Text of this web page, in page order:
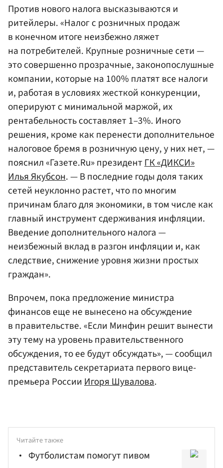
Против нового налога высказываются и
ритейлеры. «Налог с розничных продаж
в конечном итоге неизбежно ляжет
на потребителей. Крупные розничные сети —
это совершенно прозрачные, законопослушные
компании, которые на 100% платят все налоги
и, работая в условиях жесткой конкуренции,
оперируют с минимальной маржой, их
рентабельность составляет 1–3%. Иного
решения, кроме как перенести дополнительное
налоговое бремя в розничную цену, у них нет, —
пояснил «Газете.Ru» президентГК «ДИКСИ»
Илья Якубсон. — В последние годы доля таких
сетей неуклонно растет, что по многим
причинам благо для экономики, в том числе как
главный инструмент сдерживания инфляции.
Введение дополнительного налога —
неизбежный вклад в разгон инфляции и, как
следствие, снижение уровня жизни простых
граждан».
Впрочем, пока предложение министра
финансов еще не вынесено на обсуждение
в правительстве. «Если Минфин решит вынести
эту тему на уровень правительственного
обсуждения, то ее будут обсуждать», — сообщил
представитель секретариата первого вице-
премьера РоссииИгоря Шувалова.
Читайте также
Футболистам помогут пивом